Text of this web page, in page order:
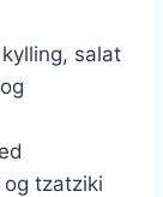
salat
tzatziki